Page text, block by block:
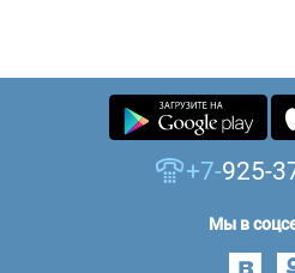
+7-925-
Мы в